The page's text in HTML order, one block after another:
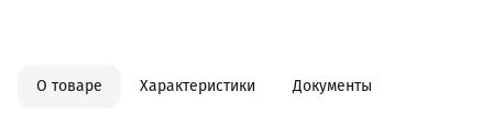
О товаре Характеристики Документы